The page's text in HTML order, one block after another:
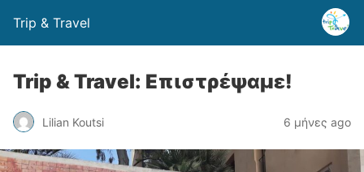
Trip & Travel
Trip & Travel: Επιστρέψαμε!
Lilian Koutsi 6 μήνες ago